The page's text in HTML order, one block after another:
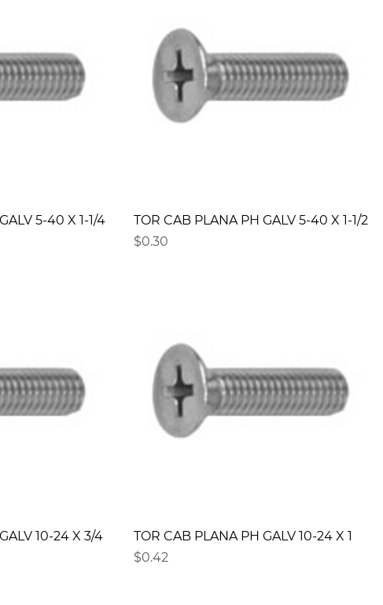
5-40 X 1-1/4
TOR CAB PLANA PH GALV 5-40 X 1-1/2
Precio
$0.30
10-24 X 3/4
TOR CAB PLANA PH GALV 10-24 X 1
Precio
$0.42